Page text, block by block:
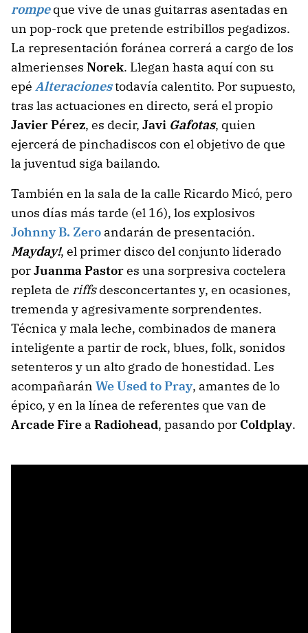
rompeque vive de unas guitarras asentadas en
un pop-rock que pretende estribillos pegadizos.
La representación foránea correrá a cargo de los
almerienses Norek. Llegan hasta aquí con su
epé Alteracionestodavía calentito. Por supuesto,
tras las actuaciones en directo, será el propio
Javier Pérez, es decir, Javi Gafotas, quien
ejercerá de pinchadiscos con el objetivo de que
la juventud siga bailando.
También en la sala de la calle Ricardo Micó, pero
unos días más tarde (el 16), los explosivos
Johnny B. Zero andarán de presentación.
Mayday!, el primer disco del conjunto liderado
porJuanma Pastores una sorpresiva coctelera
repleta de riffsdesconcertantes y, en ocasiones,
tremenda y agresivamente sorprendentes.
Técnica y mala leche, combinados de manera
inteligente a partir de rock, blues, folk, sonidos
setenteros y un alto grado de honestidad. Les
acompañarán We Used to Pray, amantes de lo
épico, y en la línea de referentes que van de
Arcade Fire a Radiohead, pasando por Coldplay.